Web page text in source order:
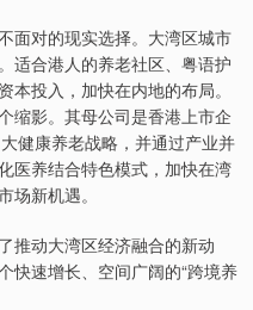
对的现实选择。大湾区城市
适合港人的养老社区、粤语护
投入，加快在内地的布局。
缩影。其母公司是香港上市企
健康养老战略，并通过产业并
医养结合特色模式，加快在湾
新机遇。
动大湾区经济融合的新动
快速增长、空间广阔的“跨境养